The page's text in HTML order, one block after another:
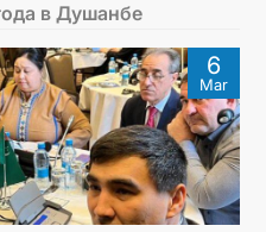
SERVICES
US
в Душанбе
6
Mar